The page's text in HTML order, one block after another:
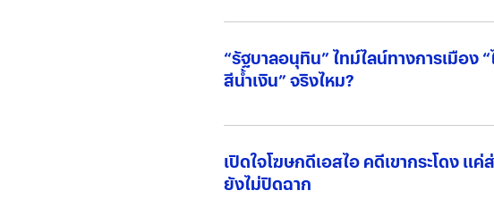
“รัฐบาลอนุทิน” ไทม์ไลน์ทางการเมือง “
สีน้ำเงิน” จริงไหม?
เปิดใจโฆษกดีเอสไอ คดีเขากระโดง แ
ยังไม่ปิดฉาก